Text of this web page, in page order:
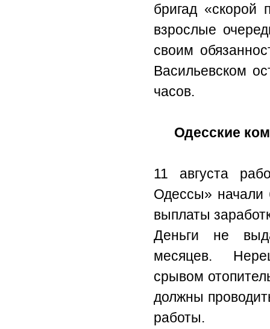
бригад «скорой
взрослые
своим
Васильевском
часов.
Одесские
11 августа
Одессы» начали
выплаты
Деньги не
месяцев.
срывом
должны
работы.